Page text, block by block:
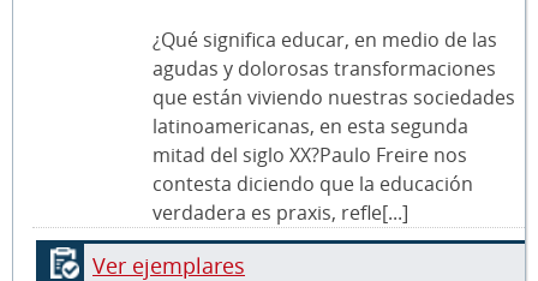
¿Qué significa educar, en medio de las
agudas y dolorosas transformaciones
que están viviendo nuestras sociedades
latinoamericanas, en esta segunda
mitad del siglo XX?Paulo Freire nos
contesta diciendo que la educación
verdadera es praxis, refle[...]
Ver ejemplares